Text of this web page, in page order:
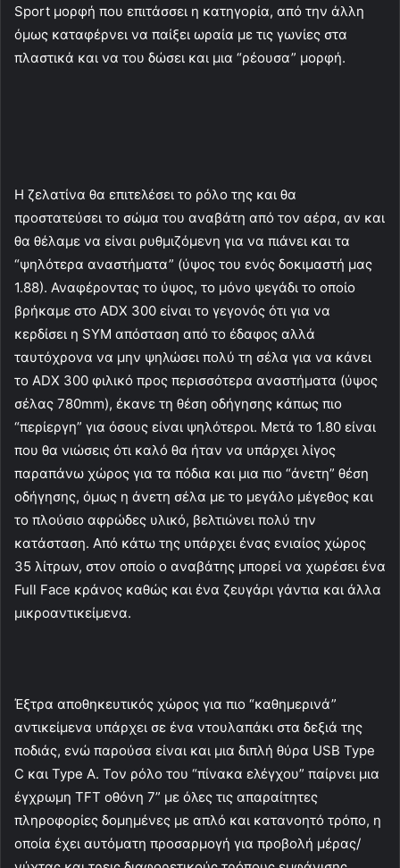
Sport μορφή που επιτάσσει η κατηγορία, από την άλλη
όμως καταφέρνει να παίξει ωραία με τις γωνίες στα
πλαστικά και να του δώσει και μια “ρέουσα” μορφή.
Η ζελατίνα θα επιτελέσει το ρόλο της και θα
προστατεύσει το σώμα του αναβάτη από τον αέρα, αν και
θα θέλαμε να είναι ρυθμιζόμενη για να πιάνει και τα
“ψηλότερα αναστήματα” (ύψος του ενός δοκιμαστή μας
1.88). Αναφέροντας το ύψος, το μόνο ψεγάδι το οποίο
βρήκαμε στο ADX 300 είναι το γεγονός ότι για να
κερδίσει η SYM απόσταση από το έδαφος αλλά
ταυτόχρονα να μην ψηλώσει πολύ τη σέλα για να κάνει
το ADX 300 φιλικό προς περισσότερα αναστήματα (ύψος
σέλας 780mm), έκανε τη θέση οδήγησης κάπως πιο
“περίεργη” για όσους είναι ψηλότεροι. Μετά το 1.80 είναι
που θα νιώσεις ότι καλό θα ήταν να υπάρχει λίγος
παραπάνω χώρος για τα πόδια και μια πιο “άνετη” θέση
οδήγησης, όμως η άνετη σέλα με το μεγάλο μέγεθος και
το πλούσιο αφρώδες υλικό, βελτιώνει πολύ την
κατάσταση. Από κάτω της υπάρχει ένας ενιαίος χώρος
35 λίτρων, στον οποίο ο αναβάτης μπορεί να χωρέσει ένα
Full Face κράνος καθώς και ένα ζευγάρι γάντια και άλλα
μικροαντικείμενα.
Έξτρα αποθηκευτικός χώρος για πιο “καθημερινά”
αντικείμενα υπάρχει σε ένα ντουλαπάκι στα δεξιά της
ποδιάς, ενώ παρούσα είναι και μια διπλή θύρα USB Type
C και Type A. Τον ρόλο του “πίνακα ελέγχου” παίρνει μια
έγχρωμη TFT οθόνη 7” με όλες τις απαραίτητες
πληροφορίες δομημένες με απλό και κατανοητό τρόπο, η
οποία έχει αυτόματη προσαρμογή για προβολή μέρας/